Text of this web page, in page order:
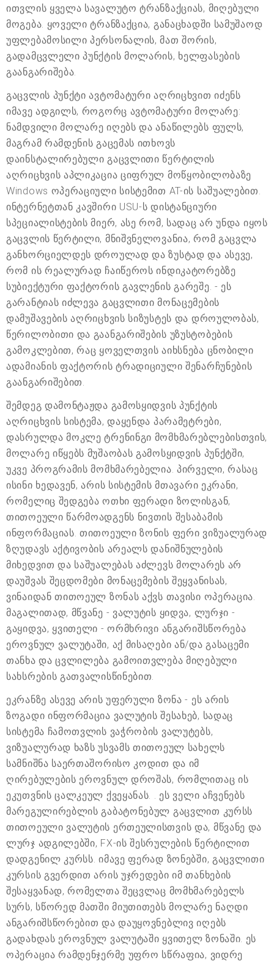
ითვლის ყველა სავალუტო ტრანზაქციას, მიღებული
მოგება. ყოველი ტრანზაქცია, განაცხადში სამუშაოდ
უფლებამოსილი პერსონალის, მათ შორის,
გადამცვლელი პუნქტის მოლარის, ხელფასების
გაანგარიშება.
გაცვლის პუნქტი ავტომატური აღრიცხვით იძენს
იმავე ადგილს, როგორც ავტომატური მოლარე:
ნამდვილი მოლარე იღებს და ანაწილებს ფულს,
მაგრამ რამდენის გაცემას ითხოვს
დაინსტალირებული გაცვლითი წერტილის
აღრიცხვის აპლიკაცია ციფრულ მოწყობილობაზე
Windows ოპერაციული სისტემით AT-ის საშუალებით.
ინტერნეტთან კავშირი USU-ს დისტანციური
სპეციალისტების მიერ, ასე რომ, სადაც არ უნდა იყოს
გაცვლის წერტილი, მნიშვნელოვანია, რომ გაცვლა
განხორციელდეს დროულად და ზუსტად და ასევე,
რომ ის რეალურად ჩაიწეროს ინდიკატორებზე
სუბიექტური ფაქტორის გავლენის გარეშე. - ეს
გარანტიას იძლევა გაცვლითი მონაცემების
დამუშავების აღრიცხვის სიზუსტეს და დროულობას,
წერილობითი და გაანგარიშების უზუსტობების
გამოკლებით, რაც ყოველთვის აიხსნება ცნობილი
ადამიანის ფაქტორის ტრადიციული შენარჩუნების
გაანგარიშებით.
შემდეგ დამონტაჟდა გამოსყიდვის პუნქტის
აღრიცხვის სისტემა, დაყენდა პარამეტრები,
დასრულდა მოკლე ტრენინგი მომხმარებლებისთვის,
მოლარე იწყებს მუშაობას გამოსყიდვის პუნქტში,
უკვე პროგრამის მომხმარებელია. პირველი, რასაც
ისინი ხედავენ, არის სისტემის მთავარი ეკრანი,
რომელიც შედგება ოთხი ფერადი ზოლისგან,
თითოეული წარმოადგენს ნივთის შესაბამის
ინფორმაციას. თითოეული ზონის ფერი ვიზუალურად
ზღუდავს აქტივობის არეალს დანიშნულების
მიხედვით და საშუალებას აძლევს მოლარეს არ
დაუშვას შეცდომები მონაცემების შეყვანისას,
ვინაიდან თითოეულ ზონას აქვს თავისი ოპერაცია.
მაგალითად, მწვანე - ვალუტის ყიდვა, ლურჯი -
გაყიდვა, ყვითელი - ორმხრივი ანგარიშსწორება
ეროვნულ ვალუტაში, აქ მისაღები ან/და გასაცემი
თანხა და ცვლილება გამოითვლება მიღებული
სახსრების გათვალისწინებით.
ეკრანზე ასევე არის უფერული ზონა - ეს არის
ზოგადი ინფორმაცია ვალუტის შესახებ, სადაც
სისტემა ჩამოთვლის ვაჭრობის ვალუტებს,
ვიზუალურად ხაზს უსვამს თითოეულ სახელს
სამნიშნა საერთაშორისო კოდით და იმ
ღირებულების ეროვნულ დროშას, რომლითაც ის
ეკუთვნის ცალკეულ ქვეყანას. . ეს ველი აჩვენებს
მარეგულირებლის გაბატონებულ გაცვლით კურსს
თითოეული ვალუტის ერთეულისთვის და, მწვანე და
ლურჯ ადგილებში, FX-ის შესრულების წერტილით
დადგენილ კურსს. იმავე ფერად ზონებში, გაცვლითი
კურსის გვერდით არის უჯრედები იმ თანხების
შესაყვანად, რომელთა შეცვლაც მომხმარებელს
სურს, სწორედ მათში მიუთითებს მოლარე ნაღდი
ანგარიშსწორებით და დაუყოვნებლივ იღებს
გადახდას ეროვნულ ვალუტაში ყვითელ ზონაში. ეს
ოპერაცია რამდენჯერმე უფრო სწრაფია, ვიდრე